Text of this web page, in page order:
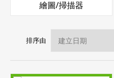
繪圖/掃描器
排序由